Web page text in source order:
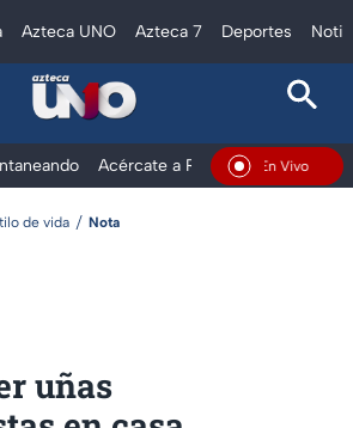
Azteca UNO Azteca 7 Deportes
Acércate a Rocío Al Extremo
En Vivo
de vida Nota
uñas